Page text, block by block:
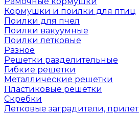
Кормушки и поилки для птиц
Поилки для пчел
Поилки вакуумные
Поилки летковые
Разное
Решетки разделительные
Гибкие решетки
Металлические решетки
Пластиковые решетки
Скребки
Летковые заградители,